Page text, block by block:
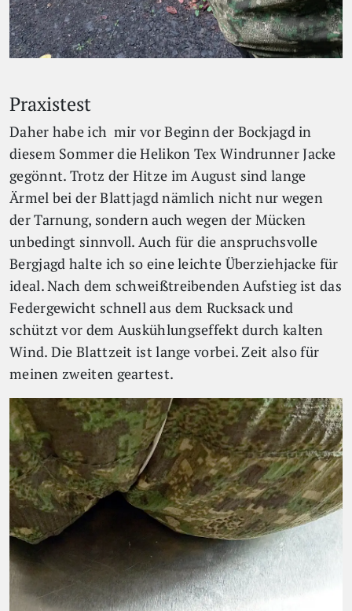
Praxistest
Daher habe ich mir vor Beginn der Bockjagd in
diesem Sommer die Helikon Tex Windrunner Jacke
gegönnt. Trotz der Hitze im August sind lange
Ärmel bei der Blattjagd nämlich nicht nur wegen
der Tarnung, sondern auch wegen der Mücken
unbedingt sinnvoll. Auch für die anspruchsvolle
Bergjagd halte ich so eine leichte Überziehjacke für
ideal. Nach dem schweißtreibenden Aufstieg ist das
Federgewicht schnell aus dem Rucksack und
schützt vor dem Auskühlungseffekt durch kalten
Wind. Die Blattzeit ist lange vorbei. Zeit also für
meinen zweiten geartest.